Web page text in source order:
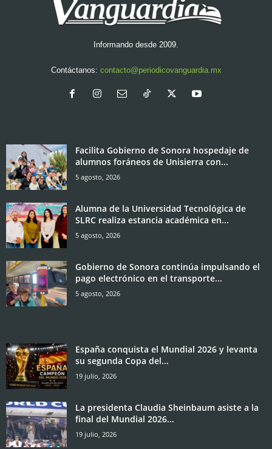
Informando desde 2009.
Contáctanos: contacto@periodicovanguardia.mx
Facilita Gobierno de Sonora hospedaje de
alumnos foráneos de Unisierra con...
5 agosto, 2026
Alumna de la Universidad Tecnológica de
SLRC realiza estancia académica en...
5 agosto, 2026
Gobierno de Sonora continúa impulsando el
pago electrónico en el transporte...
5 agosto, 2026
España conquista el Mundial 2026 y levanta
su segunda Copa del...
19 julio, 2026
La presidenta Claudia Sheinbaum asiste a la
final del Mundial 2026...
19 julio, 2026